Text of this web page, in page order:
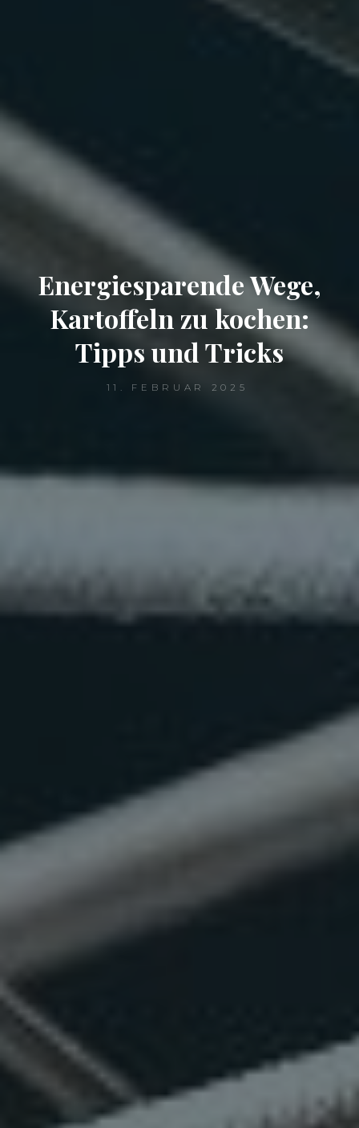
Energiesparende Wege,
Kartoffeln zu kochen:
Tipps und Tricks
11. FEBRUAR 2025